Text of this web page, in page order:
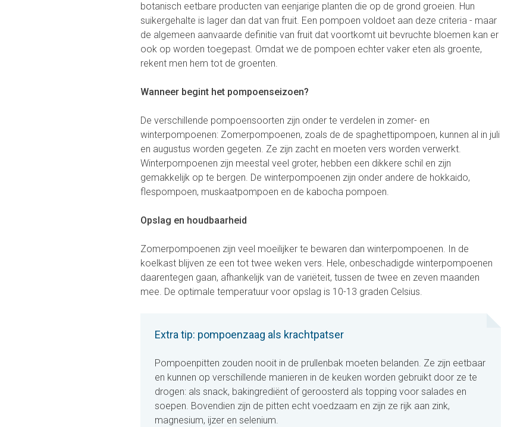
botanisch eetbare producten van eenjarige planten die op de grond groeien. Hun
suikergehalte is lager dan dat van fruit. Een pompoen voldoet aan deze criteria - maar
de algemeen aanvaarde definitie van fruit dat voortkomt uit bevruchte bloemen kan er
ook op worden toegepast. Omdat we de pompoen echter vaker eten als groente,
rekent men hem tot de groenten.
Wanneer begint het pompoenseizoen?
De verschillende pompoensoorten zijn onder te verdelen in zomer- en
winterpompoenen: Zomerpompoenen, zoals de de spaghettipompoen, kunnen al in juli
en augustus worden gegeten. Ze zijn zacht en moeten vers worden verwerkt.
Winterpompoenen zijn meestal veel groter, hebben een dikkere schil en zijn
gemakkelijk op te bergen. De winterpompoenen zijn onder andere de hokkaido,
flespompoen, muskaatpompoen en de kabocha pompoen.
Opslag en houdbaarheid
Zomerpompoenen zijn veel moeilijker te bewaren dan winterpompoenen. In de
koelkast blijven ze een tot twee weken vers. Hele, onbeschadigde winterpompoenen
daarentegen gaan, afhankelijk van de variëteit, tussen de twee en zeven maanden
mee. De optimale temperatuur voor opslag is 10-13 graden Celsius.
Extra tip: pompoenzaag als krachtpatser
Pompoenpitten zouden nooit in de prullenbak moeten belanden. Ze zijn eetbaar
en kunnen op verschillende manieren in de keuken worden gebruikt door ze te
drogen: als snack, bakingrediënt of geroosterd als topping voor salades en
soepen. Bovendien zijn de pitten echt voedzaam en zijn ze rijk aan zink,
magnesium, ijzer en selenium.